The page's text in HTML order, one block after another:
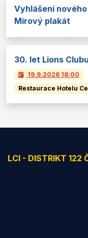
Vyhlášení
Mírový plakát
30. let Lions
19.9.2026 18:00
Restaurace Hotelu
LCI - DISTRIKT 122